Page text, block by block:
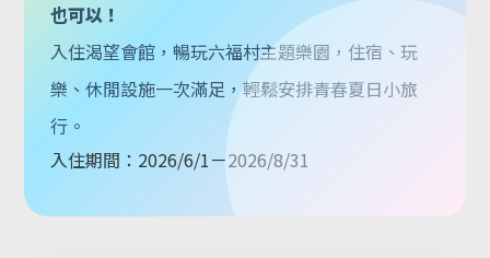
也可以！
入住渴望會館，暢玩六福村主題樂園，住宿、玩
樂、休閒設施一次滿足，輕鬆安排青春夏日小旅
行。
入住期間：2026/6/1－2026/8/31